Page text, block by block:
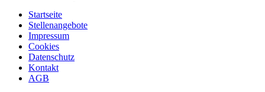
Startseite
Stellenangebote
Impressum
Cookies
Datenschutz
Kontakt
AGB